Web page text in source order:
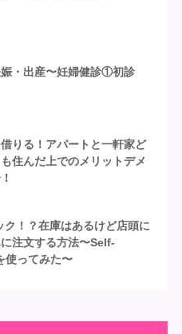
・出産〜妊婦健診①初診
りる！アパートと一軒家ど
住んだ上でのメリットデメ
ク！？在庫はあるけど店頭に
注文する方法〜Self-
ってみた〜